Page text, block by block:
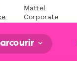
Mattel
Corporate